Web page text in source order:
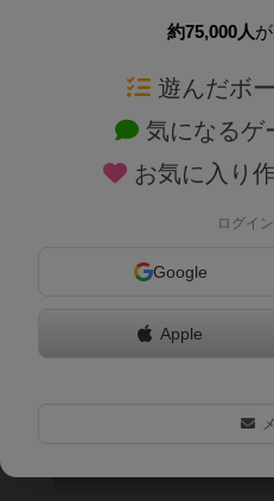
商品名、商品説明文、デザイナ
対象年齢を指定します。
約75,000人
遊んだボ
気になるゲ
お気に入り
ログイ
Google
Apple